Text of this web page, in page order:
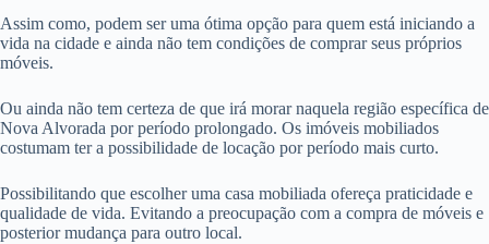
Assim como, podem ser uma ótima opção para quem está iniciando a
vida na cidade e ainda não tem condições de comprar seus próprios
móveis.
Ou ainda não tem certeza de que irá morar naquela região específica de
Nova Alvorada por período prolongado. Os imóveis mobiliados
costumam ter a possibilidade de locação por período mais curto.
Possibilitando que escolher uma casa mobiliada ofereça praticidade e
qualidade de vida. Evitando a preocupação com a compra de móveis e
posterior mudança para outro local.